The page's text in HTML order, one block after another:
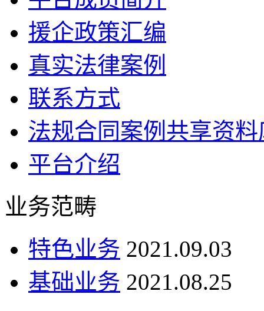
援企政策汇编
真实法律案例
联系方式
法规合同案例共享资料
平台介绍
业务范畴
特色业务 2021.09.03
基础业务 2021.08.25